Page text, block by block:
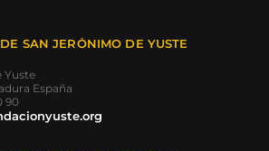
SAN JERÓNIMO DE YUSTE
Yuste
España
90